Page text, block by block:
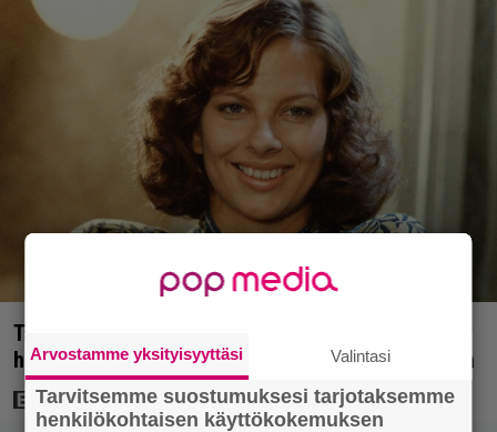
Tänän tv:ssä: Esko Salminen ja Satu Silvo tekevät
hienot pääroolit vuoden 1984 menestyselokuvassa
Arvostamme yksityisyyttäsi Valintasi
Tarvitsemme suostumuksesi tarjotaksemme
henkilökohtaisen käyttökokemuksen